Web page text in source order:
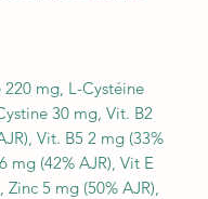
mg, L-Cystéine
30 mg, Vit. B2
Vit. B5 2 mg (33%
mg (42% AJR), Vit E
5 mg (50% AJR),